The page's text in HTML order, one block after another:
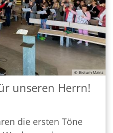
© Bistum Mainz
unseren Herrn!
die ersten Töne